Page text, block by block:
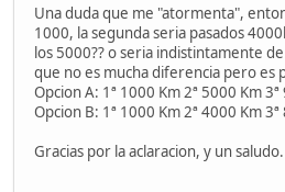
Una duda que me "atormenta",
1000, la segunda seria pasados
los 5000?? o seria indistintamente
que no es mucha diferencia pero es
Opcion A: 1ª 1000 Km 2ª 5000 Km
Opcion B: 1ª 1000 Km 2ª 4000 Km
Gracias por la aclaracion, y un saludo.